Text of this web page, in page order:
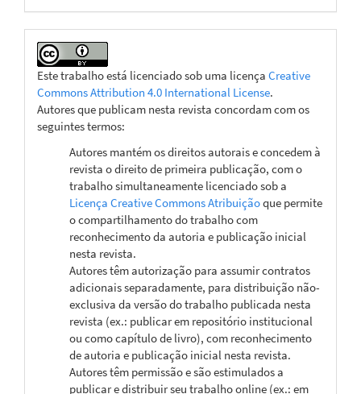
Este trabalho está licenciado sob uma licença Creative
Commons Attribution 4.0 International License.
Autores que publicam nesta revista concordam com os
seguintes termos:
Autores mantém os direitos autorais e concedem à
revista o direito de primeira publicação, com o
trabalho simultaneamente licenciado sob a
Licença Creative Commons Atribuiçãoque permite
o compartilhamento do trabalho com
reconhecimento da autoria e publicação inicial
nesta revista.
Autores têm autorização para assumir contratos
adicionais separadamente, para distribuição não-
exclusiva da versão do trabalho publicada nesta
revista (ex.: publicar em repositório institucional
ou como capítulo de livro), com reconhecimento
de autoria e publicação inicial nesta revista.
Autores têm permissão e são estimulados a
publicar e distribuir seu trabalho online (ex.: em